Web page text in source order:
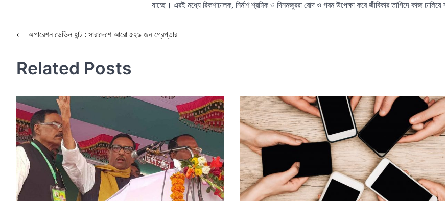
যাচ্ছে। এরই মধ্যে রিকশাচালক, নির্মাণ শ্রমিক ও দিনমজুররা রোদ ও গরম উপেক্ষা করে জীবিকার তাগিদে কাজ চালিয়ে
Post
⟵অপারেশন ডেভিল হান্ট : সারাদেশে আরো ৫২৯ জন গ্রেপ্তার
Related Posts